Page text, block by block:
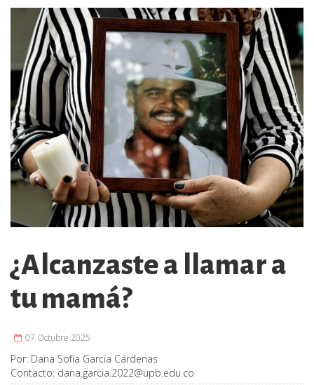
¿Alcanzaste a llamar a
tu mamá?
07 Octubre 2025
Por: Dana Sofía García Cárdenas
Contacto: dana.garcia.2022@upb.edu.co